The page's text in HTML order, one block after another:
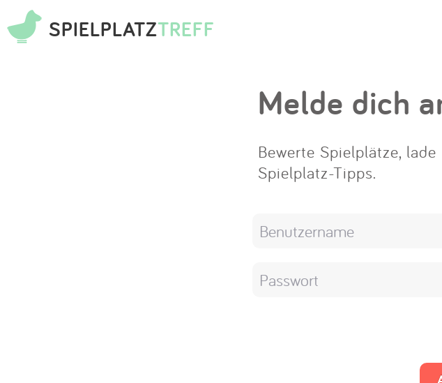
SPIELPLATZTREFF
Melde dich
Bewerte Spielplätze,
Spielplatz-Tipps.